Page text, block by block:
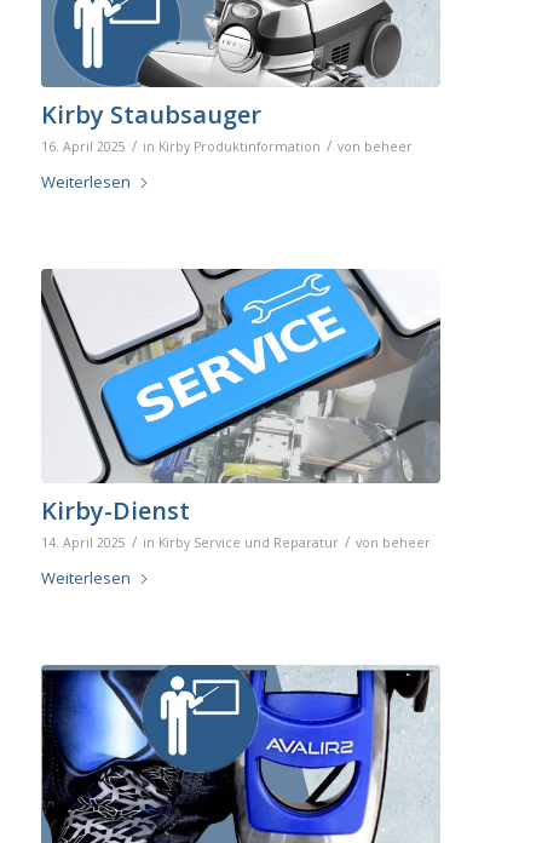
Kirby Staubsauger
16. April 2025 / in Kirby Produktinformation / von beheer
Weiterlesen
Kirby-Dienst
14. April 2025 / in Kirby Service und Reparatur / von beheer
Weiterlesen